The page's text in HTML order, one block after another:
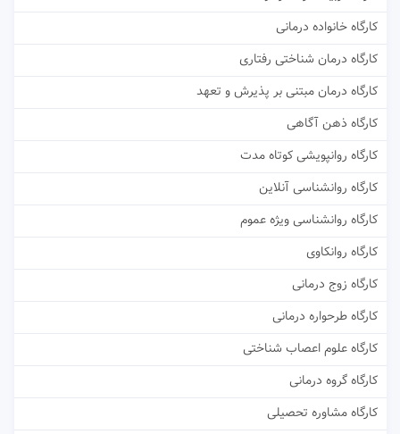
کارگاه خانواده درمانی
کارگاه درمان شناختی رفتاری
کارگاه درمان مبتنی بر پذیرش و تعهد
کارگاه ذهن آگاهی
کارگاه روانپویشی کوتاه مدت
کارگاه روانشناسی آنلاین
کارگاه روانشناسی ویژه عموم
کارگاه روانکاوی
کارگاه زوج درمانی
کارگاه طرحواره درمانی
کارگاه علوم اعصاب شناختی
کارگاه گروه درمانی
کارگاه مشاوره تحصیلی